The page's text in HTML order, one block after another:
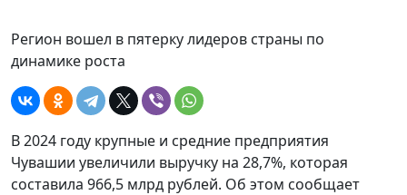
Регион вошел в пятерку лидеров страны по
динамике роста
В 2024 году крупные и средние предприятия
Чувашии увеличили выручку на 28,7%, которая
составила 966,5 млрд рублей. Об этом сообщает